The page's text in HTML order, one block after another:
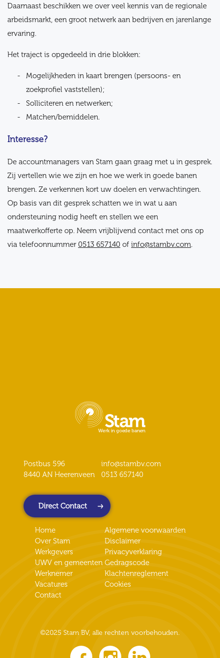
Daarnaast beschikken we over veel kennis van de regionale
arbeidsmarkt, een groot netwerk aan bedrijven en jarenlange
ervaring.
Het traject is opgedeeld in drie blokken:
Mogelijkheden in kaart brengen (persoons- en
zoekprofiel vaststellen);
Solliciteren en netwerken;
Matchen/bemiddelen.
Interesse?
De accountmanagers van Stam gaan graag met u in gesprek.
Zij vertellen wie we zijn en hoe we werk in goede banen
brengen. Ze verkennen kort uw doelen en verwachtingen.
Op basis van dit gesprek schatten we in wat u aan
ondersteuning nodig heeft en stellen we een
maatwerkofferte op. Neem vrijblijvend contact met ons op
via telefoonnummer 0513 657140 of info@stambv.com.
Postbus 596
8440 AN Heerenveen
info@stambv.com
0513 657140
Direct Contact
Home
Over Stam
Werkgevers
UWV en gemeenten
Werknemer
Vacatures
Contact
Algemene voorwaarden
Disclaimer
Privacyverklaring
Gedragscode
Klachtenreglement
Cookies
©2025 Stam BV, alle rechten voorbehouden.